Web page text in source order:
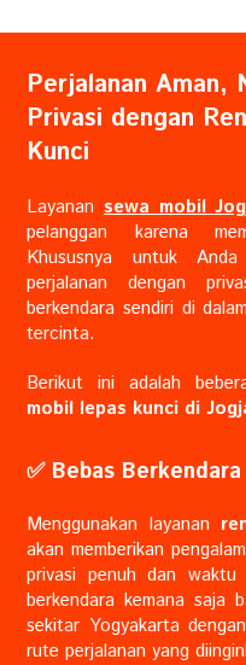
Perjalanan Aman,
Privasi dengan
Kunci
Layanan sewa mobil
pelanggan karena
Khususnya untuk
perjalanan dengan
berkendara sendiri di
tercinta.
Berikut ini adalah
mobil lepas kunci di
✅️ Bebas Berkendara
Menggunakan layanan
akan memberikan
privasi penuh dan
berkendara kemana saja
sekitar Yogyakarta
rute perjalanan yang